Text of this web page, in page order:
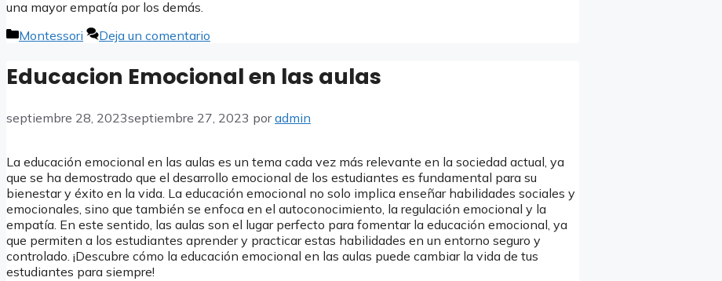
una mayor empatía por los demás.
Categorías
Montessori Deja un comentario
Educacion Emocional en las aulas
septiembre 28, 2023septiembre 27, 2023 poradmin
La educación emocional en las aulas es un tema cada vez más relevante en la sociedad actual, ya
que se ha demostrado que el desarrollo emocional de los estudiantes es fundamental para su
bienestar y éxito en la vida. La educación emocional no solo implica enseñar habilidades sociales y
emocionales, sino que también se enfoca en el autoconocimiento, la regulación emocional y la
empatía. En este sentido, las aulas son el lugar perfecto para fomentar la educación emocional, ya
que permiten a los estudiantes aprender y practicar estas habilidades en un entorno seguro y
controlado. ¡Descubre cómo la educación emocional en las aulas puede cambiar la vida de tus
estudiantes para siempre!